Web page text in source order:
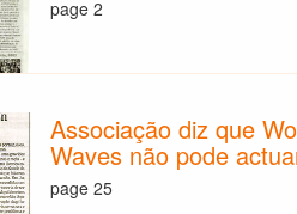
page 2
Associação diz que
Waves não pode
page 25